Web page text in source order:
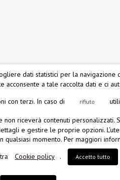
dati statistici per la navigazione
acconsente a tale raccolta dati e ci
con terzi. In caso di
rifiuto
non riceverà contenuti personalizzati.
e gestire le proprie opzioni.
momento. Per maggiori
Cookie policy . Accetto tutto